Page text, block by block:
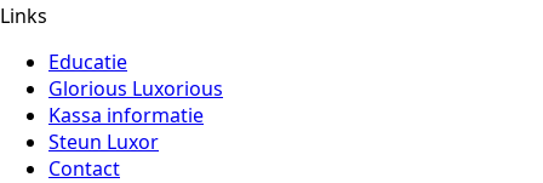
Links
Educatie
Glorious Luxorious
Kassa informatie
Steun Luxor
Contact